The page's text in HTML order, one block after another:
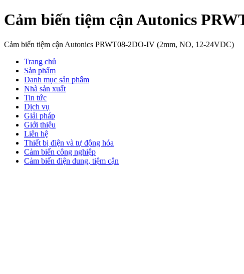
Cảm biến tiệm cận Autonics
Cảm biến tiệm cận Autonics PRWT08-2DO-IV (2mm, NO, 12-24VDC)
Trang chủ
Sản phẩm
Danh mục sản phẩm
Nhà sản xuất
Tin tức
Dịch vụ
Giải pháp
Giới thiệu
Liên hệ
Thiết bị điện và tự động hóa
Cảm biến công nghiệp
Cảm biến điện dung, tiệm cận